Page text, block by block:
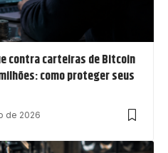
contra carteiras de Bitcoin
como proteger seus
de 2026